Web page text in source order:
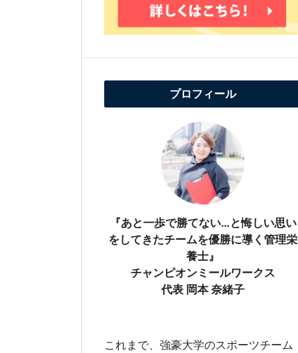
プロフィール
『あと一歩で勝てない…と悔しい思い
をしてきたチームを優勝に導く管理栄
養士』
チャンピオンミールワークス
代表 岡本 奈緒子
これまで、強豪大学のスポーツチーム